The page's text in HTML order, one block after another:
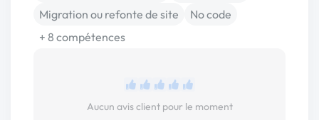
Migration ou refonte de site
No code
+ 8 compétences
Aucun avis client pour le moment